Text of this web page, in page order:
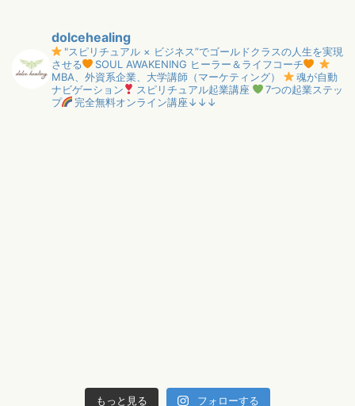
dolcehealing
"スピリチュアル × ビジネス”でゴールドクラスの人生を実現
させる
SOUL AWAKENING ヒーラー＆ライフコーチ
MBA、外資系企業、大学講師（マーケティング）
魂が自動
ナビゲーション
スピリチュアル起業講座
7つの起業ステッ
プ
完全無料オンライン講座↓↓↓
もっと見る フォローする